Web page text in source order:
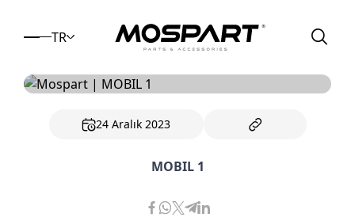
TR
24 Aralık 2023
MOBIL 1